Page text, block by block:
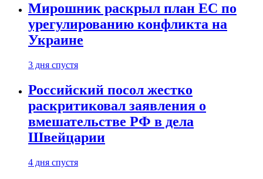
Мирошник раскрыл план ЕС по
урегулированию конфликта на
Украине
3 дня спустя
Российский посол жестко
раскритиковал заявления о
вмешательстве РФ в дела
Швейцарии
4 дня спустя